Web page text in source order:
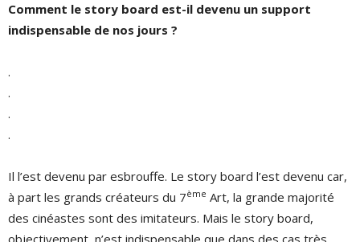
Comment le story board est-il devenu un support
indispensable de nos jours ?
.
.
.
.
Il l’est devenu par esbrouffe. Le story board l’est devenu car,
à part les grands créateurs du 7ème Art, la grande majorité
des cinéastes sont des imitateurs. Mais le story board,
objectivement, n’est indispensable que dans des cas très